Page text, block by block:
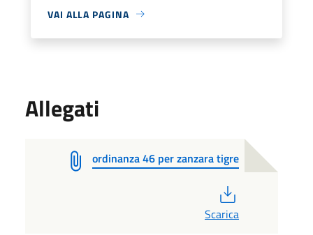
VAI ALLA PAGINA
Allegati
ordinanza 46 per zanzara tigre
Scarica